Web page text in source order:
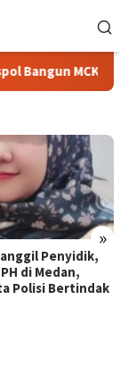
Tikbary Segera
»
Penyidik,
di Medan,
Polisi Bertindak